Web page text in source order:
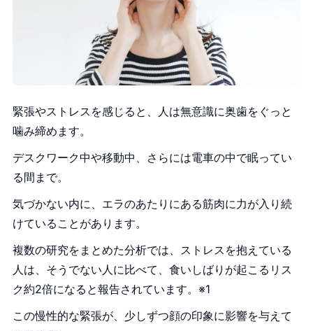
緊張やストレスを感じると、人は無意識に奥歯をぐっと
噛み締めます。
デスクワーク中や移動中、さらには電車の中で眠ってい
る間まで。
気づかない内に、エラのあたりにある筋肉に力が入り続
けていることがあります。
複数の研究をまとめた分析では、ストレスを抱えている
人は、そうでない人に比べて、食いしばりが起こるリス
ク約2倍になると報告されています。※1
この慢性的な緊張が、少しずつ顔の印象に影響を与えて